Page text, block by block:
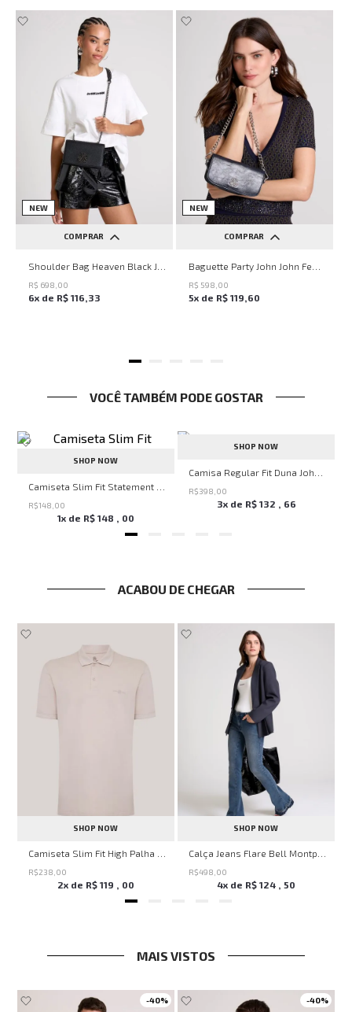
NEW
COMPRAR
UN
R$ 698 00
6x de R$ 116 33
NEW
COMPRAR
UN
R$ 598 00
5x de R$ 119 60
VOCÊ TAMBÉM PODE GOSTAR
SHOP NOW
R$148 00
1x de R$ 148 00
SHOP NOW
R$398 00
3x de R$ 132 66
ACABOU DE CHEGAR
SHOP NOW
R$238 00
2x de R$ 119 , 00
SHOP NOW
R$498 00
4x de R$ 124 , 50
MAIS VISTOS
-40% -40%